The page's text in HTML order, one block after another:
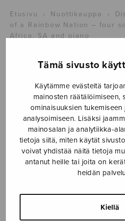
Tämä sivusto
Käytämme evästeitä
mainosten räätälöimiseen,
ominaisuuksien
analysoimiseen. Lisäksi
mainosalan ja analytiikka-
tietoja siitä, miten käytät
voivat yhdistää näitä tietoja
antanut heille tai joita on
heidän
Kiellä
Etusivu › Nuottikauppa ›
of a Rainbow Nation – four
Africa, SA and piano
Rainbow Nation